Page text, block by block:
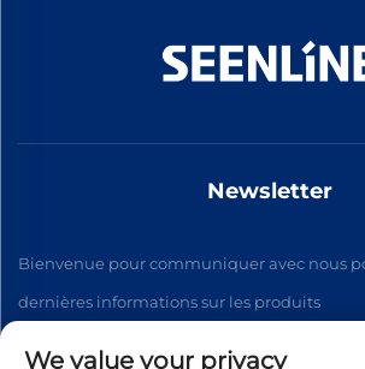
Newsletter
Bienvenue pour communiquer avec nous
dernières informations sur les produits
We value your privacy